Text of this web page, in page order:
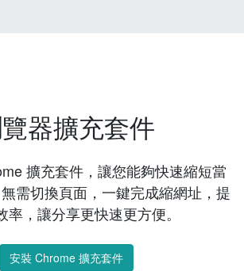
器擴充套件
擴充套件，讓您能夠快速縮短當
需切換頁面，一鍵完成縮網址，提
率，讓分享更快速更方便。
安裝 Chrome 擴充套件